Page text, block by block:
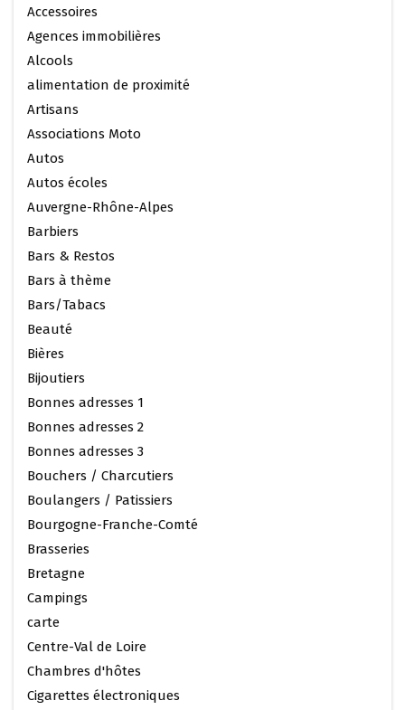
Accessoires
Agences immobilières
Alcools
alimentation de proximité
Artisans
Associations Moto
Autos
Autos écoles
Auvergne-Rhône-Alpes
Barbiers
Bars & Restos
Bars à thème
Bars/Tabacs
Beauté
Bières
Bijoutiers
Bonnes adresses 1
Bonnes adresses 2
Bonnes adresses 3
Bouchers / Charcutiers
Boulangers / Patissiers
Bourgogne-Franche-Comté
Brasseries
Bretagne
Campings
carte
Centre-Val de Loire
Chambres d'hôtes
Cigarettes électroniques